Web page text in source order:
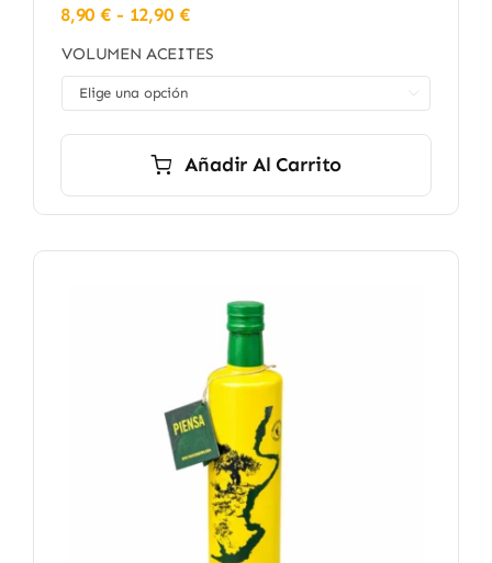
8,90€ - 12,90 €Rango
precios:
desde
VOLUMEN ACEITES
Añadir Al Carrito